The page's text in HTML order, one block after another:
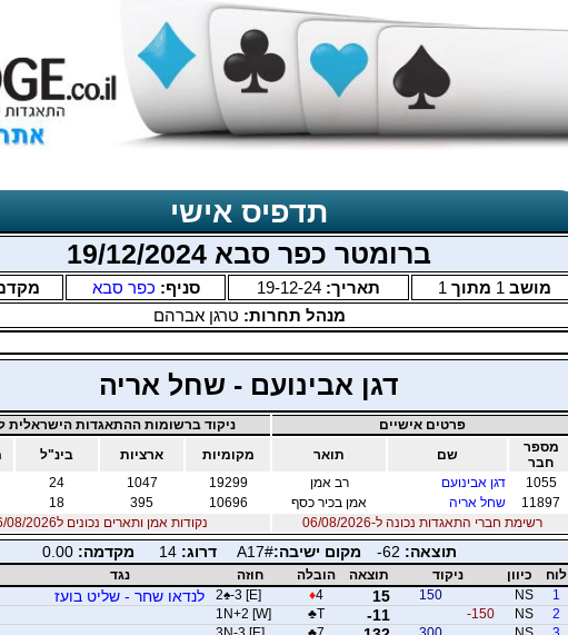
תדפיס אישי
ברומטר כפר סבא 19/12/2024
מושב 1 מתוך 1 תאריך: 19-12-24 סניף: כפר סבא
מנהל תחרות: טרגן אברהם
דגן אבינועם - שחל אריה
פרטים אישיים
ניקוד ברשומות ההתאגדות הישראלית
מספר
חבר
שם תואר מקומיות ארציות בינ"ל
1055
דגן אבינועם רב אמן 19299
1047
24
11897
שחל אריה אמן בכיר כסף 10696
395
18
רשימת חברי התאגדות נכונה ל-06/08/2026
נקודות אמן ותארים נכונים ל06/08/2026
תוצאה: -62 מקום ישיבה:A17# דרוג:14 מקדמה:0.00
לוח כיוון ניקוד תוצאה הובלה חוזה
נגד
1
NS
150
15
♦4
2♠-3 [E] לנדאו שחר - שליט בועז
2
NS
-150
-11
♣T
1N+2 [W]